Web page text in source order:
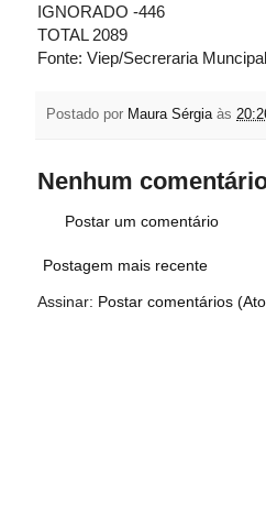
IGNORADO -446
TOTAL 2089
Fonte: Viep/Secreraria
Postado por Maura Sérgia às
Nenhum
Postar um comentário
Postagem mais recente
Assinar: Postar comentários